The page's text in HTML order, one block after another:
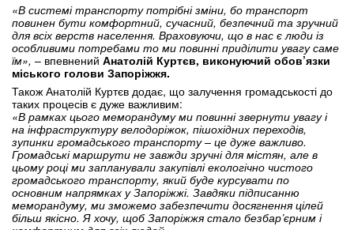
«В системі транспорту потрібні зміни, бо транспорт
повинен бути комфортний, сучасний, безпечний та зручний
для всіх верств населення. Враховуючи, що в нас є люди із
особливими потребами то ми повинні приділити увагу саме
їм», – впевненийАнатолій Куртєв, виконуючий обов’язки
міського голови Запоріжжя.
Також Анатолій Куртєв додає, що залучення громадськості до
таких процесів є дуже важливим:
«В рамках цього меморандуму ми повинні звернути увагу і
на інфраструктуру велодоріжок, пішохідних переходів,
зупинки громадського транспорту – це дуже важливо.
Громадські маршрути не завжди зручні для містян, але в
цьому році ми запланували закупівлі екологічно чистого
громадського транспорту, який буде курсувати по
основним напрямках у Запоріжжі. Завдяки підписанню
меморандуму, ми зможемо забезпечити досягнення цілей
більш якісно. Я хочу, щоб Запоріжжя стало безбар’єрним і